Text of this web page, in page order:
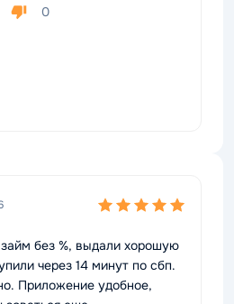
0
без %, выдали хорошую
через 14 минут по сбп.
Приложение удобное,